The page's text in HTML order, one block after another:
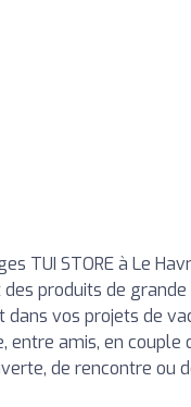
TUI STORE à Le
des produits de
vos projets de
entre amis, en
de rencontre ou